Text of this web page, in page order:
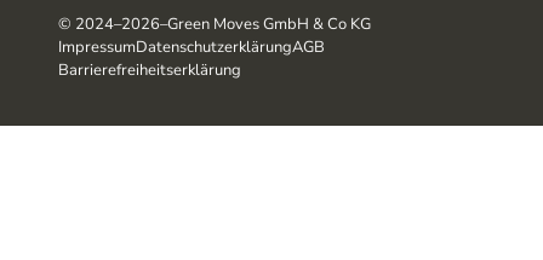
© 2024–2026–Green Moves GmbH & Co KG
ImpressumDatenschutzerklärungAGB
Barrierefreiheitserklärung